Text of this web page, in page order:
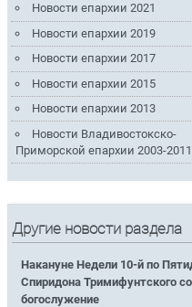
Новости епархии 2021
Новости епархии 2019
Новости епархии 2017
Новости епархии 2015
Новости епархии 2013
Новости Владивостокско-
Приморской епархии 2003-2011
Другие новости раздела
Накануне Недели 10-й по
Спиридона Тримифунтского
богослужение